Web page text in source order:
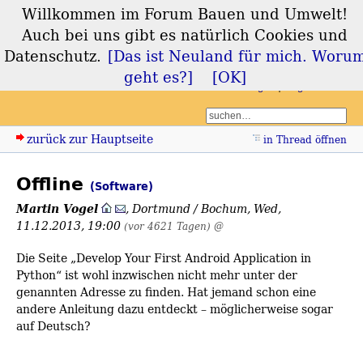
Forum Bauen und
Umwelt
zurück zur Hauptseite in Thread öffnen
Offline (Software)
Martin Vogel ,Dortmund / Bochum, Wed,
11.12.2013, 19:00 (vor 4621 Tagen) @
Die Seite „Develop Your First Android Application in
Python“ ist wohl inzwischen nicht mehr unter der
genannten Adresse zu finden. Hat jemand schon eine
andere Anleitung dazu entdeckt – möglicherweise sogar
auf Deutsch?
Willkommen im Forum Bauen und Umwelt!
Auch bei uns gibt es natürlich Cookies und
Datenschutz. [Das ist Neuland für mich.
geht es?]
[OK]